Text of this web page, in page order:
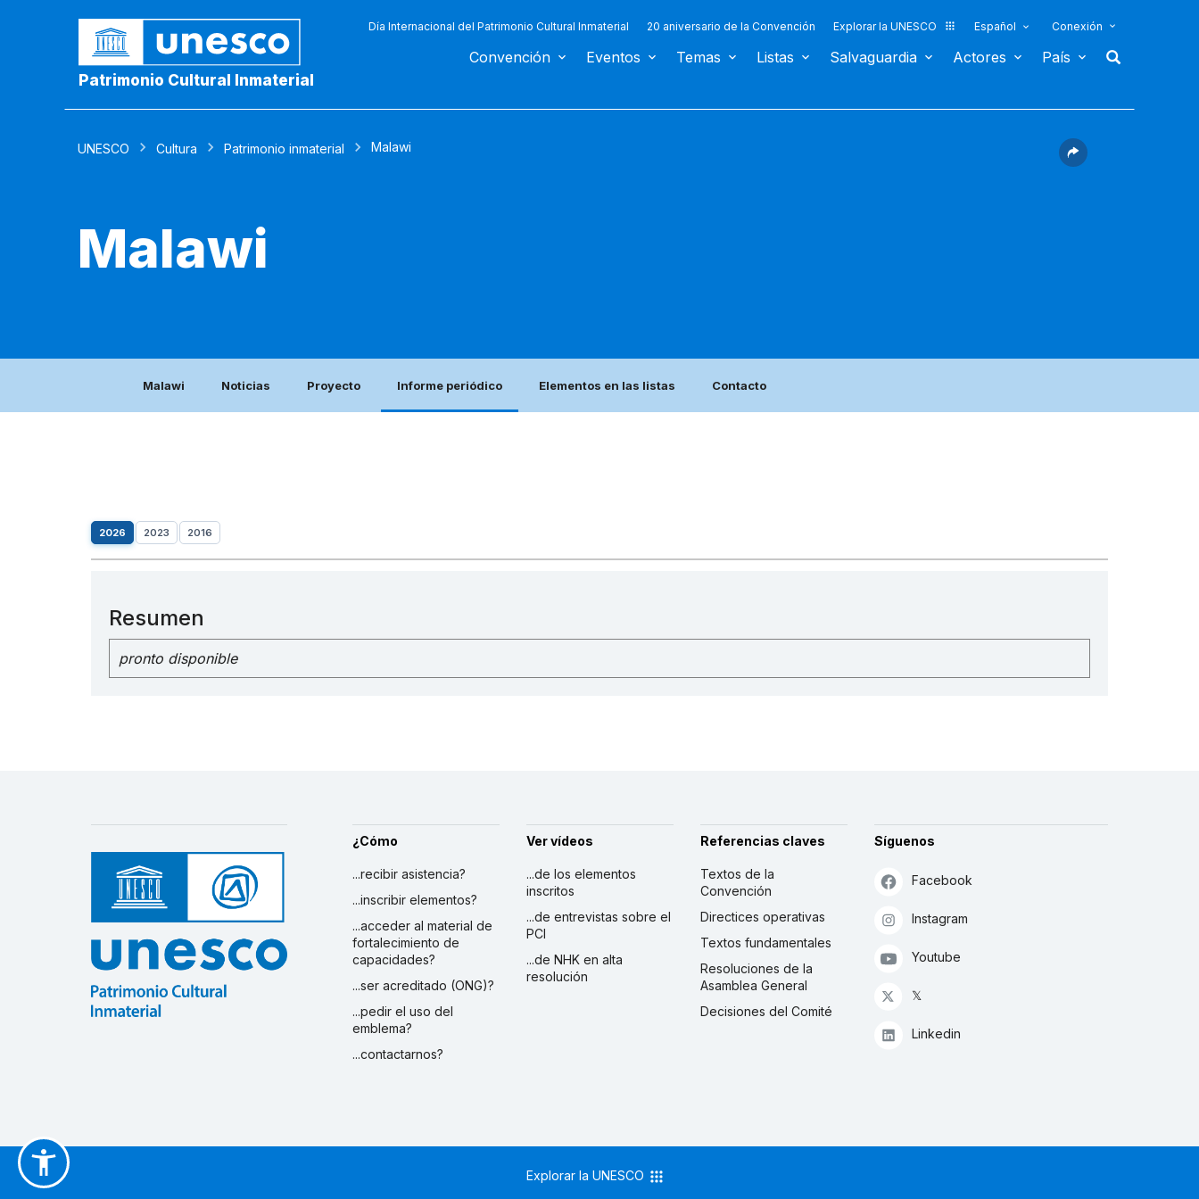
Patrimonio Cultural Inmaterial
Día Internacional del Patrimonio Cultural Inmaterial 20 aniversario de la Convención Explorar la UNESCO Español Conexión
Convención Eventos Temas Listas Salvaguardia Actores País
UNESCO Cultura Patrimonio inmaterial Malawi
Malawi
Malawi Noticias Proyecto Informe periódico Elementos en las listas Contacto
2026 2023 2016
Resumen
pronto disponible
¿Cómo
...recibir asistencia?
...inscribir elementos?
...acceder al material de
fortalecimiento de
capacidades?
...ser acreditado (ONG)?
...pedir el uso del
emblema?
...contactarnos?
Ver vídeos
...de los elementos
inscritos
...de entrevistas sobre el
PCI
...de NHK en alta
resolución
Referencias claves
Textos de la
Convención
Directices operativas
Textos fundamentales
Resoluciones de la
Asamblea General
Decisiones del Comité
Síguenos
Facebook
Instagram
Youtube
𝕏
Linkedin
Explorar la UNESCO